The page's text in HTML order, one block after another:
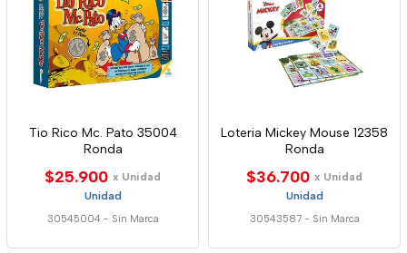
Tio Rico Mc. Pato 35004
Ronda
$25.900 x Unidad
Unidad
30545004 - Sin Marca
Loteria Mickey Mouse 12358
Ronda
$36.700 x Unidad
Unidad
30543587 - Sin Marca